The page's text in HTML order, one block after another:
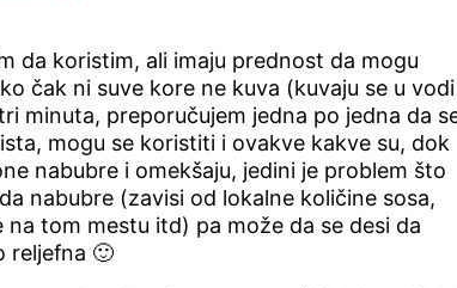
da koristim, ali imaju prednost da mogu
čak ni suve kore ne kuva (kuvaju se u vodi
minuta, preporučujem jedna po jedna da
mogu se koristiti i ovakve kakve su, dok
nabubre i omekšaju, jedini je problem što
nabubre (zavisi od lokalne količine sosa,
na tom mestu itd) pa može da se desi da
reljefna 🙂